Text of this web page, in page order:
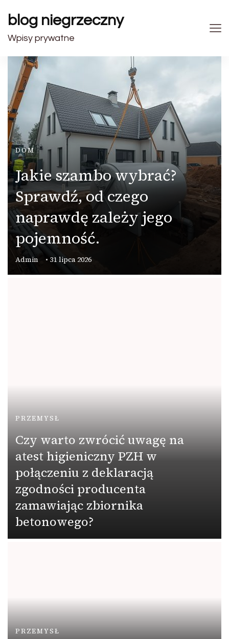
blog niegrzeczny
Wpisy prywatne
DOM
Jakie szambo wybrać?
Sprawdź, od czego
naprawdę zależy jego
pojemność.
Admin 31 lipca 2026
PRZEMYSŁ
Czy warto zwrócić uwagę na
atest higieniczny PZH w
połączeniu z deklaracją
zgodności producenta
zamawiając zbiornika
betonowego?
PRZEMYSŁ